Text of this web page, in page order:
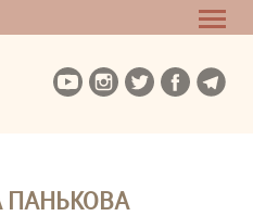
ПАНЬКОВА